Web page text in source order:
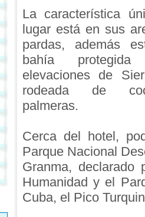
La característica
lugar está en sus
pardas, además
bahía
elevaciones de
rodeada de
palmeras.
Cerca del hotel,
Parque Nacional
Granma,
Humanidad y el
Cuba, el Pico